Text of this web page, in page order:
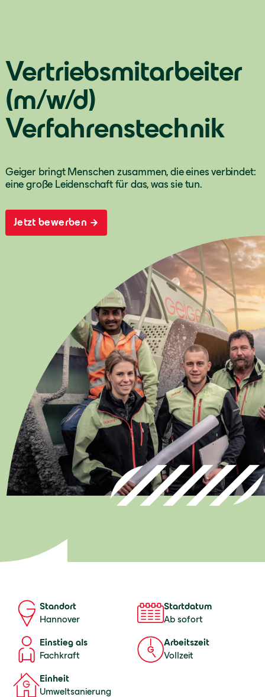
Vertriebsmitarbeiter
(m/w/d)
Verfahrenstechnik
Geiger bringt Menschen zusammen, die eines verbindet:
eine große Leidenschaft für das, was sie tun.
Jetzt bewerben
Standort
Hannover
Startdatum
Ab sofort
Einstieg als
Fachkraft
Arbeitszeit
Vollzeit
Einheit
Umweltsanierung